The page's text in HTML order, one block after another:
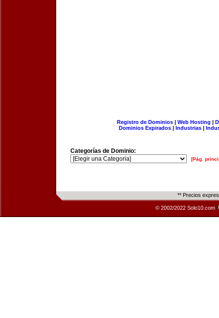
Registro de Dominios| Web Hosting |
Dominios Expirados | Industrias |
Categorías de Dominio:
[Pág.
** Precios
© 2002/2022 Solo10.com